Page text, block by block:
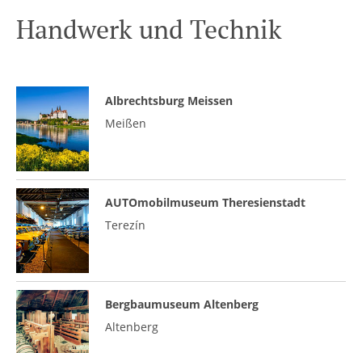
Handwerk und Technik
Albrechtsburg Meissen
Meißen
AUTOmobilmuseum Theresienstadt
Terezín
Bergbaumuseum Altenberg
Altenberg